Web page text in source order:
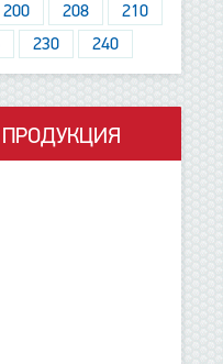
200 208
210
230 240